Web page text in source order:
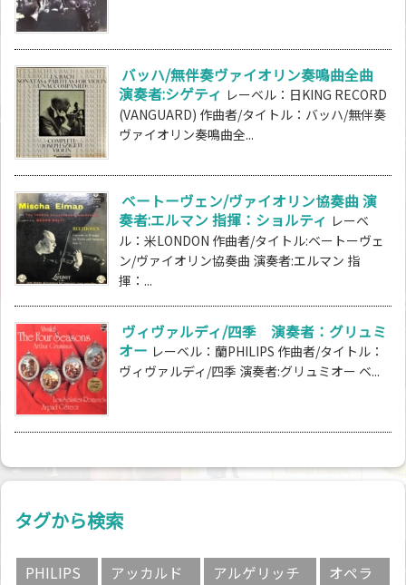
バッハ/無伴奏ヴァイオリン奏鳴曲全曲
演奏者:シゲティ レーベル：日KING RECORD
(VANGUARD) 作曲者/タイトル：バッハ/無伴奏
ヴァイオリン奏鳴曲全...
ベートーヴェン/ヴァイオリン協奏曲 演
奏者:エルマン 指揮：ショルティ レーベ
ル：米LONDON 作曲者/タイトル:ベートーヴェ
ン/ヴァイオリン協奏曲 演奏者:エルマン 指
揮：...
ヴィヴァルディ/四季 演奏者：グリュミ
オー レーベル：蘭PHILIPS 作曲者/タイトル：
ヴィヴァルディ/四季 演奏者:グリュミオー ベ...
タグから検索
PHILIPS アッカルド アルゲリッチ
オペラ